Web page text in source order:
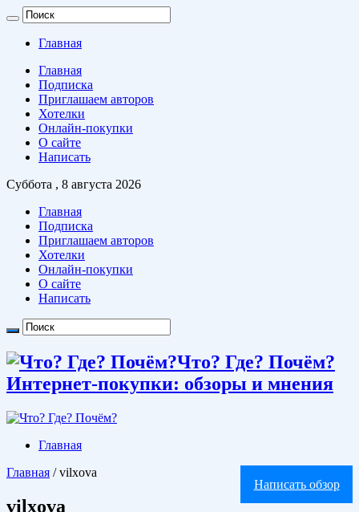
Главная
Главная
Подписка
Приглашаем авторов
Хотелки
Онлайн-покупки
О сайте
Написать
Суббота , 8 августа 2026
Главная
Подписка
Приглашаем авторов
Хотелки
Онлайн-покупки
О сайте
Написать
Что? Где? Почём?
Интернет-покупки: обзоры и мнения
Главная
Написать обзор
Главная / vilxova
vilxova